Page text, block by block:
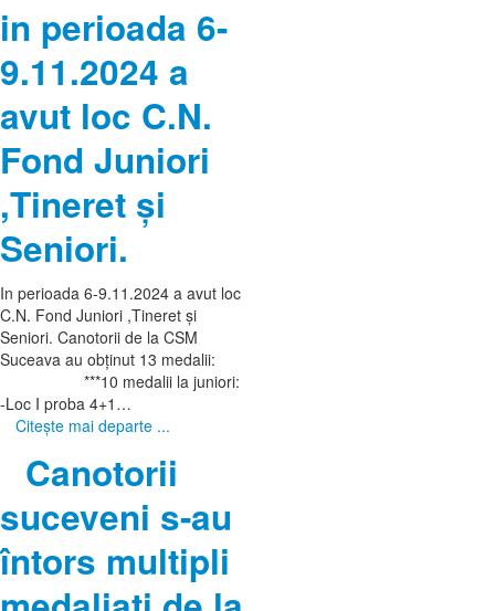
in perioada 6-
9.11.2024 a
avut loc C.N.
Fond Juniori
,Tineret și
Seniori.
In perioada 6-9.11.2024 a avut loc
C.N. Fond Juniori ,Tineret și
Seniori. Canotorii de la CSM
Suceava au obținut 13 medalii:
***10 medalii la juniori:
-Loc I proba 4+1…
Citeşte mai departe ...
Canotorii
suceveni s-au
întors multipli